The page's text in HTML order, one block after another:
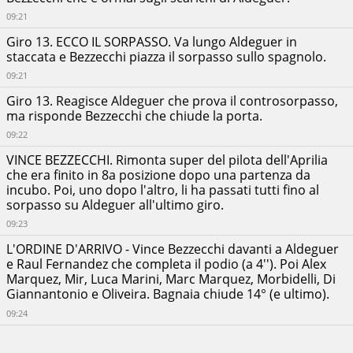
L'ORDINE D'ARRIVO - Vince Bezzecchi davanti a Aldeguer
e Raul Fernandez che completa il podio (a 4''). Poi Alex
Marquez, Mir, Luca Marini, Marc Marquez, Morbidelli, Di
Giannantonio e Oliveira. Bagnaia chiude 14° (e ultimo).
09:24
VINCE BEZZECCHI. Rimonta super del pilota dell'Aprilia
che era finito in 8a posizione dopo una partenza da
incubo. Poi, uno dopo l'altro, li ha passati tutti fino al
sorpasso su Aldeguer all'ultimo giro.
09:23
Giro 13. Reagisce Aldeguer che prova il controsorpasso,
ma risponde Bezzecchi che chiude la porta.
09:22
Giro 13. ECCO IL SORPASSO. Va lungo Aldeguer in
staccata e Bezzecchi piazza il sorpasso sullo spagnolo.
09:21
09:21